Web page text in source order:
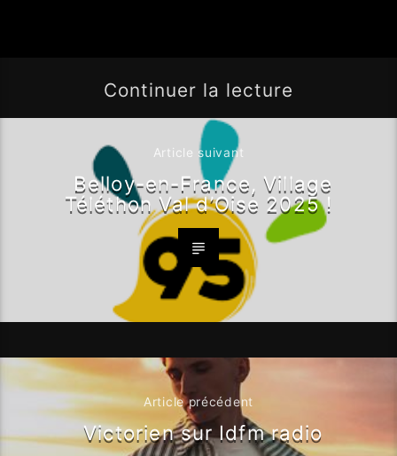
Continuer la lecture
Article suivant
Belloy-en-France, Village
Téléthon Val d’Oise 2025 !
Article précédent
Victorien sur Idfm radio